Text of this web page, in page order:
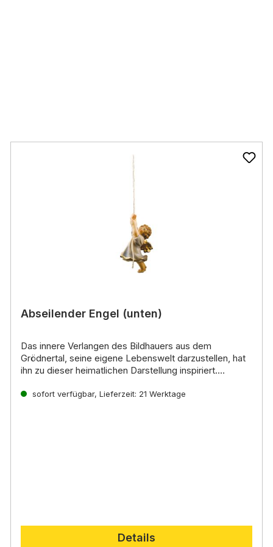
Abseilender Engel (unten)
Das innere Verlangen des Bildhauers aus dem
Grödnertal, seine eigene Lebenswelt darzustellen, hat
ihn zu dieser heimatlichen Darstellung inspiriert.
handgeschnitzten Krippenfiguren aus Holz erhalten Sie
sofort verfügbar, Lieferzeit: 21 Werktage
Details